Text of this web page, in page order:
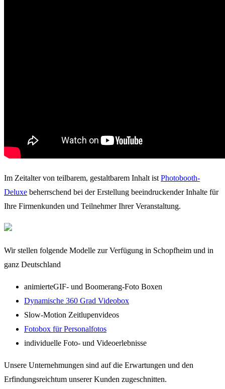
Im Zeitalter von teilbarem, gestaltbarem Inhalt ist Photobooth-
Deluxe beherrschend bei der Erstellung beeindruckender Inhalte für
Ihre Firmenkunden und Teilnehmer Ihrer Veranstaltung.
Wir stellen folgende Modelle zur Verfügung in Schopfheim und in
ganz Deutschland
animierteGIF- und Boomerang-Foto Boxen
Dynamische 360 Grad Videobox
Slow-Motion Zeitlupenvideos
Fotobox für Personalfotos
individuelle Foto- und Videoerlebnisse
Unsere Unternehmungen sind auf die Erwartungen und den
Erfindungsreichtum unserer Kunden zugeschnitten.